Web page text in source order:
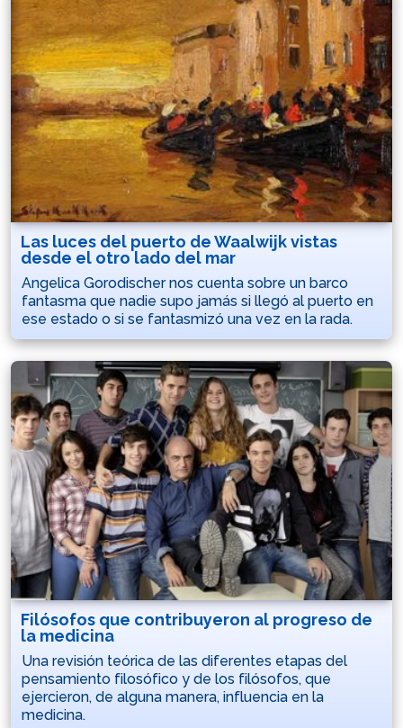
Las luces del puerto de Waalwijk vistas
desde el otro lado del mar
Angelica Gorodischer nos cuenta sobre un barco
fantasma que nadie supo jamás si llegó al puerto en
ese estado o si se fantasmizó una vez en la rada.
Filósofos que contribuyeron al progreso de
la medicina
Una revisión teórica de las diferentes etapas del
pensamiento filosófico y de los filósofos, que
ejercieron, de alguna manera, influencia en la
medicina.